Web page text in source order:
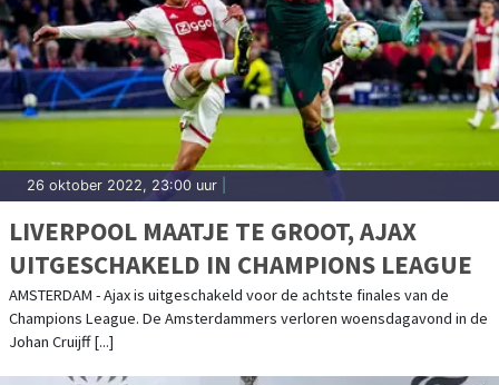
26 oktober 2022, 23:00 uur
LIVERPOOL MAATJE TE GROOT, AJAX
UITGESCHAKELD IN CHAMPIONS LEAGUE
AMSTERDAM - Ajax is uitgeschakeld voor de achtste finales van de
Champions League. De Amsterdammers verloren woensdagavond in de
Johan Cruijff [...]